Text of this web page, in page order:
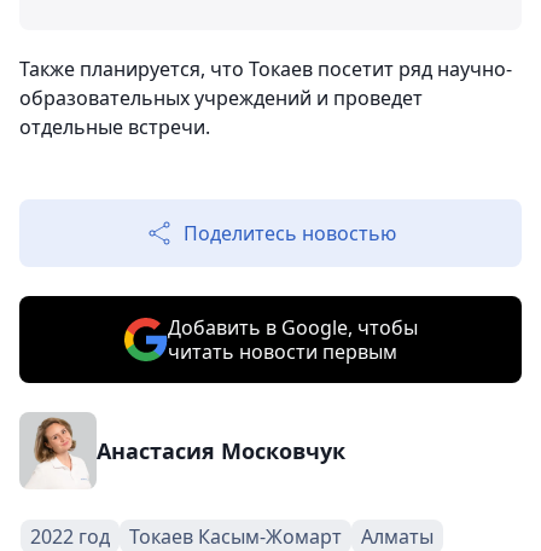
Также планируется, что Токаев посетит ряд научно-
образовательных учреждений и проведет
отдельные встречи.
Поделитесь новостью
Добавить в Google, чтобы
читать новости первым
Анастасия Московчук
2022 год Токаев Касым-Жомарт Алматы